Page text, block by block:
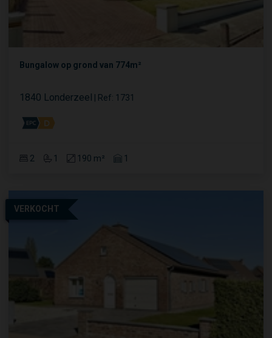
Bungalow op grond van 774m²
1840 Londerzeel Ref: 1731
2 1 190 m² 1
VERKOCHT